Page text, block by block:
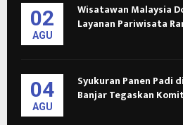
02
AGU
Wisatawan Malaysia
Layanan Pariwisata
04
AGU
Syukuran Panen Padi
Banjar Tegaskan